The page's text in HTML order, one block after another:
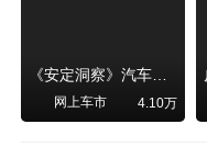
《安定洞察》汽车烧不烧油，和石油安全无关！
网上车市 4.10万